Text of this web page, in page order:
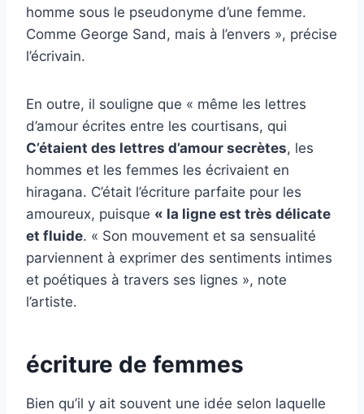
homme sous le pseudonyme d’une femme.
Comme George Sand, mais à l’envers », précise
l’écrivain.
En outre, il souligne que « même les lettres
d’amour écrites entre les courtisans, qui
C’étaient des lettres d’amour secrètes, les
hommes et les femmes les écrivaient en
hiragana. C’était l’écriture parfaite pour les
amoureux, puisque « la ligne est très délicate
et fluide. « Son mouvement et sa sensualité
parviennent à exprimer des sentiments intimes
et poétiques à travers ses lignes », note
l’artiste.
écriture de femmes
Bien qu’il y ait souvent une idée selon laquelle